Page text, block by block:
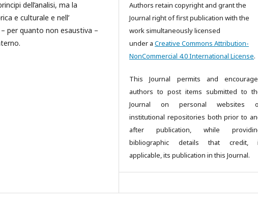
dell’analisi, ma la
e culturale e nell’
per quanto non esaustiva –
Authors retain copyright and grant the
Journal right of first publication with the
work simultaneously licensed
under a Creative Commons Attribution-
NonCommercial 4.0 International License.
This Journal permits and
authors to post items submitted to
Journal on personal websites
institutional repositories both prior to
after publication, while
bibliographic details that credit,
applicable, its publication in this Journal.